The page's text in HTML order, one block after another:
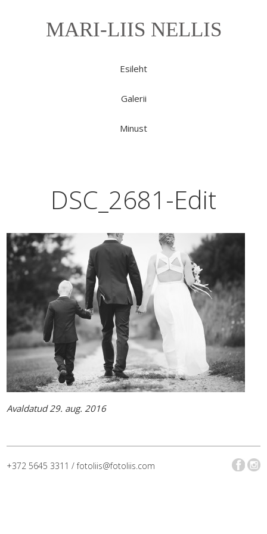
MARI-LIIS NELLIS
Esileht
Galerii
Minust
DSC_2681-Edit
Avaldatud 29. aug. 2016
+372 5645 3311 / fotoliis@fotoliis.com